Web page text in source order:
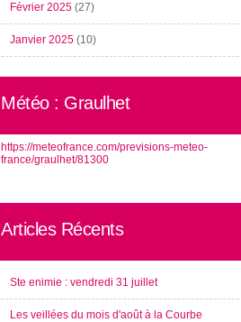
Février 2025 (27)
Janvier 2025 (10)
Météo : Graulhet
https://meteofrance.com/previsions-meteo-
france/graulhet/81300
Articles Récents
Ste enimie : vendredi 31 juillet
Les veillées du mois d'août à la Courbe